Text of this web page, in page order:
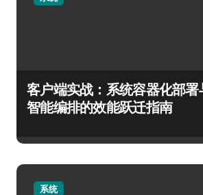
客户端实战：系统容器化部署
智能编排的效能跃迁指南
系统